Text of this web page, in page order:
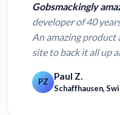
Gobsmackingly
developer of 40
An amazing product
site to back it all up
PZ Paul Z.
Schaffhausen,